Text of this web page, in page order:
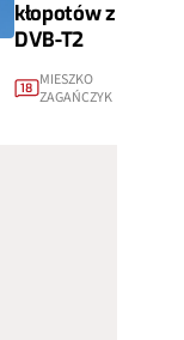
kłopotów z
DVB-T2
18 MIESZKO
ZAGAŃCZYK